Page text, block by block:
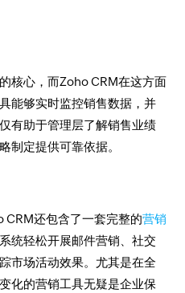
核心，而Zoho CRM在这方面
能够实时监控销售数据，并
有助于管理层了解销售业绩
制定提供可靠依据。
CRM还包含了一套完整的营销
统轻松开展邮件营销、社交
市场活动效果。尤其是在全
化的营销工具无疑是企业保